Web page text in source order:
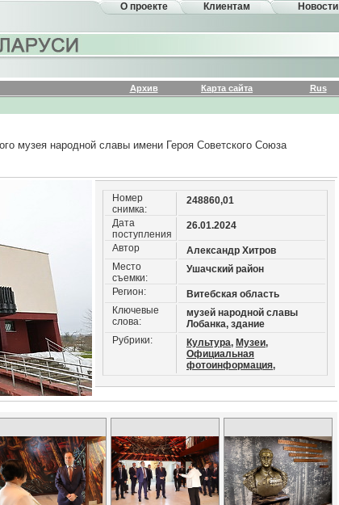
О проекте Клиентам Новости
Архив Карта сайта
Rus
музея народной славы имени Героя Советского Союза
Номер
снимка:
248860,01
Дата
поступления
26.01.2024
Автор
Александр Хитров
Место
съемки:
Ушачский район
Регион:
Витебская область
Ключевые
слова:
музей народной славы
Лобанка, здание
Рубрики:
Культура, Музеи,
Официальная
фотоинформация,